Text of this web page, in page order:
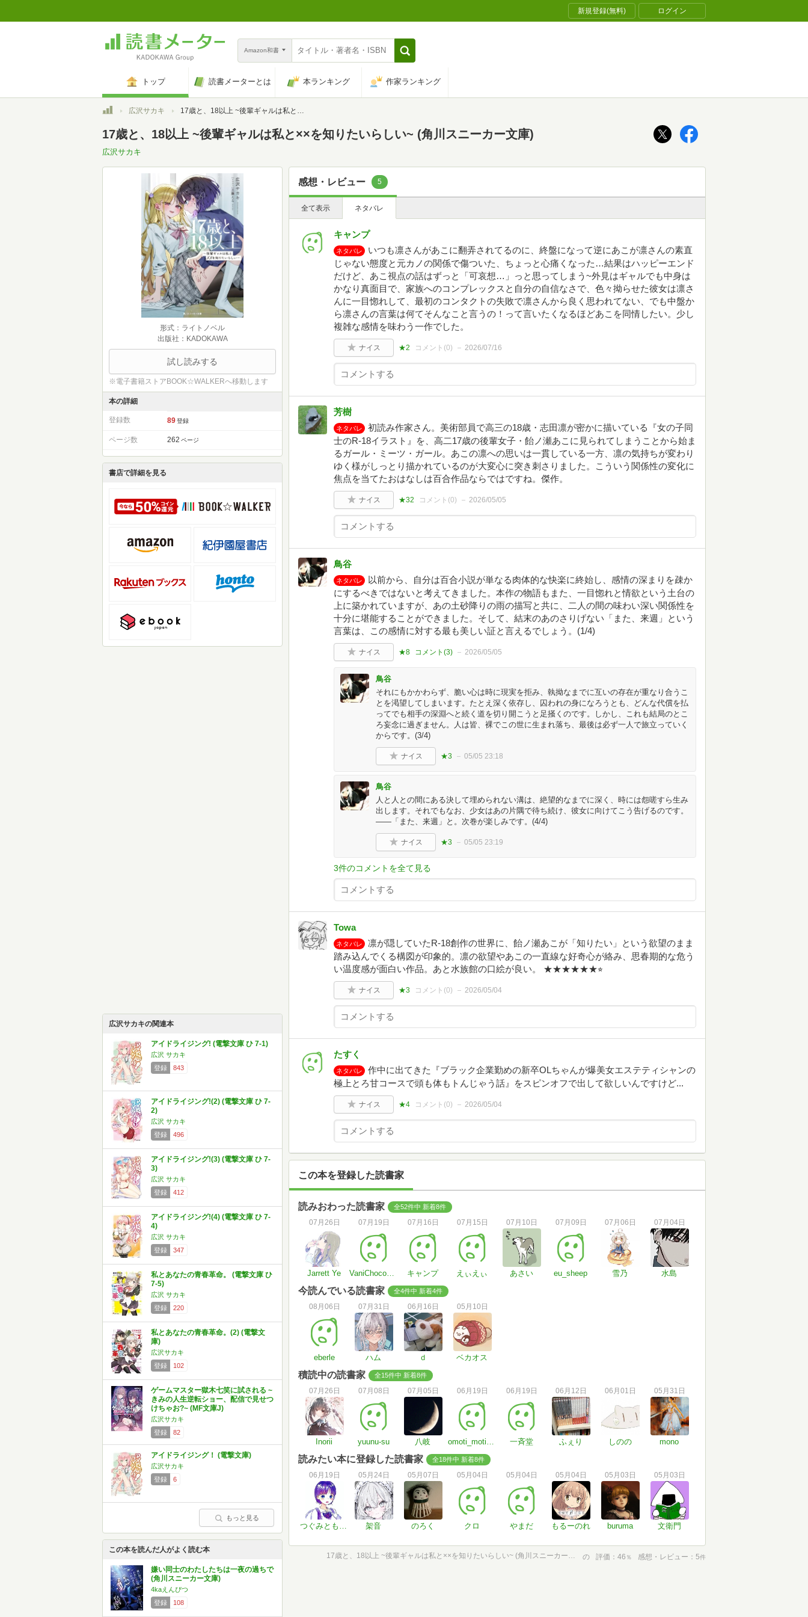
新規登録(無料) ログイン
Amazon和書
トップ 読書メーターとは 本ランキング 作家ランキング
トップ広沢サカキ 17歳と、18以上 ~後輩ギャルは私と××を知りたいらしい~ (角川スニーカー文庫)
17歳と、18以上 ~後輩ギャルは私と××を知りたいらしい~ (角川スニーカー文庫)
広沢サカキ
形式：ライトノベル
出版社：KADOKAWA
試し読みする
※電子書籍ストアBOOK☆WALKERへ移動します
本の詳細
登録数 89 登録
ページ数 262 ページ
書店で詳細を見る
広沢サカキの関連本
アイドライジング! (電撃文庫 ひ 7-1)
広沢 サカキ
登録
843
アイドライジング!(2) (電撃文庫 ひ 7-
2)
広沢 サカキ
登録
496
アイドライジング!(3) (電撃文庫 ひ 7-
3)
広沢 サカキ
登録
412
アイドライジング!(4) (電撃文庫 ひ 7-
4)
広沢 サカキ
登録
347
私とあなたの青春革命。 (電撃文庫 ひ
7-5)
広沢 サカキ
登録
220
私とあなたの青春革命。(2) (電撃文
庫)
広沢サカキ
登録
102
ゲームマスター獄木七笑に試される ~
きみの人生逆転ショー、配信で見せつ
けちゃお?~ (MF文庫J)
広沢サカキ
登録
82
アイドライジング！ (電撃文庫)
広沢サカキ
登録
6
もっと見る
この本を読んだ人がよく読む本
嫌い同士のわたしたちは一夜の過ちで
(角川スニーカー文庫)
4kaえんぴつ
登録
108
感想・レビュー 5
全て表示 ネタバレ
キャンプ
ネタバレ
いつも凛さんがあこに翻弄されてるのに、終盤になって逆にあこが凛さんの素直
じゃない態度と元カノの関係で傷ついた、ちょっと心痛くなった…結果はハッピーエンド
だけど、あこ視点の話はずっと「可哀想…」っと思ってしまう~外見はギャルでも中身は
かなり真面目で、家族へのコンプレックスと自分の自信なさで、色々拗らせた彼女は凛さ
んに一目惚れして、最初のコンタクトの失敗で凛さんから良く思われてない、でも中盤か
ら凛さんの言葉は何てそんなこと言うの！って言いたくなるほどあこを同情したい。少し
複雑な感情を味わう一作でした。
ナイス ★2 コメント(0) 2026/07/16
芳樹
ネタバレ
初読み作家さん。美術部員で高三の18歳・志田凛が密かに描いている『女の子同
士のR-18イラスト』を、高二17歳の後輩女子・飴ノ瀬あこに見られてしまうことから始ま
るガール・ミーツ・ガール。あこの凛への思いは一貫している一方、凛の気持ちが変わり
ゆく様がしっとり描かれているのが大変心に突き刺さりました。こういう関係性の変化に
焦点を当てたおはなしは百合作品ならではですね。傑作。
ナイス ★32 コメント(0) 2026/05/05
鳥谷
ネタバレ
以前から、自分は百合小説が単なる肉体的な快楽に終始し、感情の深まりを疎か
にするべきではないと考えてきました。本作の物語もまた、一目惚れと情欲という土台の
上に築かれていますが、あの土砂降りの雨の描写と共に、二人の間の味わい深い関係性を
十分に堪能することができました。そして、結末のあのさりげない「また、来週」という
言葉は、この感情に対する最も美しい証と言えるでしょう。(1/4)
ナイス ★8 コメント(3) 2026/05/05
鳥谷
それにもかかわらず、脆い心は時に現実を拒み、執拗なまでに互いの存在が重なり合うこ
とを渇望してしまいます。たとえ深く依存し、囚われの身になろうとも、どんな代償を払
ってでも相手の深淵へと続く道を切り開こうと足掻くのです。しかし、これも結局のとこ
ろ妄念に過ぎません。人は皆、裸でこの世に生まれ落ち、最後は必ず一人で旅立っていく
からです。(3/4)
ナイス ★3 05/05 23:18
鳥谷
人と人との間にある決して埋められない溝は、絶望的なまでに深く、時には怨嗟すら生み
出します。それでもなお、少女はあの片隅で待ち続け、彼女に向けてこう告げるのです。
――「また、来週」と。次巻が楽しみです。(4/4)
ナイス ★3 05/05 23:19
3件のコメントを全て見る
Towa
ネタバレ
凛が隠していたR-18創作の世界に、飴ノ瀬あこが「知りたい」という欲望のまま
踏み込んでくる構図が印象的。凛の欲望やあこの一直線な好奇心が絡み、思春期的な危う
い温度感が面白い作品。あと水族館の口絵が良い。 ★★★★★★⭐︎
ナイス ★3 コメント(0) 2026/05/04
たすく
ネタバレ
作中に出てきた『ブラック企業勤めの新卒OLちゃんが爆美女エステティシャンの
極上とろ甘コースで頭も体もトんじゃう話』をスピンオフで出して欲しいんですけど...
ナイス ★4 コメント(0) 2026/05/04
この本を登録した読書家
読みおわった読書家 全52件中 新着8件
07月26日
Jarrett Ye
07月19日
VaniChoco4649
07月16日
キャンプ
07月15日
えぃえぃ
07月10日
あさい
07月09日
eu_sheep
07月06日
雪乃
07月04日
水島
今読んでいる読書家 全4件中 新着4件
08月06日
eberle
07月31日
ハム
06月16日
ｄ
05月10日
ベカオス
積読中の読書家 全15件中 新着8件
07月26日
Inorii
07月08日
yuunu-su
07月05日
八岐
06月19日
omoti_moti_30
06月19日
一斉堂
06月12日
ふぇり
06月01日
しのの
05月31日
mono
読みたい本に登録した読書家 全18件中 新着8件
06月19日
つぐみともみ゜。♮√
05月24日
架音
05月07日
のろく
05月04日
クロ
05月04日
やまだ
05月04日
もるーのれ
05月03日
buruma
05月03日
文衛門
17歳と、18以上 ~後輩ギャルは私と××を知りたいらしい~ (角川スニーカー文庫) の 評価 46 ％ 感想・レビュー 5件